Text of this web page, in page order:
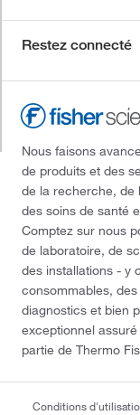
Restez connecté
Nous faisons
de produits et des
de la recherche, de
des soins de santé
Comptez sur nous
de laboratoire, de
des installations - y
consommables,
diagnostics et bien
exceptionnel
partie de Thermo
Conditions